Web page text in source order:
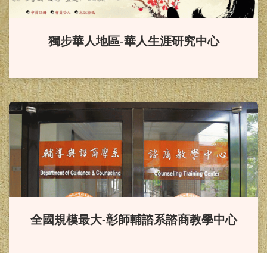
恭賀！本系葉怡伶老師升等副
賀！本系「輔導與諮商學報」
通過 2024「臺灣人文及社會科學期
刊評比暨核心期刊收錄」之 社會科
學核心期刊（TSSCI）。
恭賀！徐西森教授榮獲113年
獨步華人地區-華人生涯研究中心
全國規模最大-彰師輔諮系諮商教學中心